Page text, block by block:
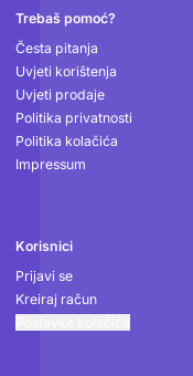
Podnožje
Trebaš pomoć?
Česta pitanja
Uvjeti korištenja
Uvjeti prodaje
Politika privatnosti
Politika kolačića
Impressum
Korisnici
Prijavi se
Kreiraj račun